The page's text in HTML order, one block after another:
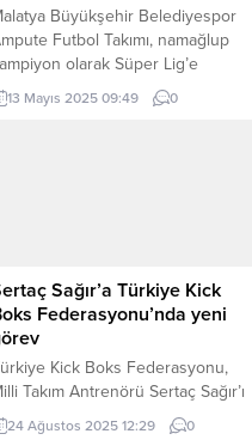
Büyükşehir Belediyespor
Futbol Takımı, namağlup
olarak Süper Lig’e
ve kupasını aldı. MALATYA
–Malatya Büyükşehir
şampiyonluk kupasını
kaldırdı....
13 Mayıs 2025 09:49 0
Sağır’a Türkiye Kick
Federasyonu’nda yeni
Kick Boks Federasyonu,
Takım Antrenörü Sertaç Sağır’ı
Sportif Alt Yapı
Kurulu Üyeliği’ne atadı.
24 Ağustos 2025 12:29 0